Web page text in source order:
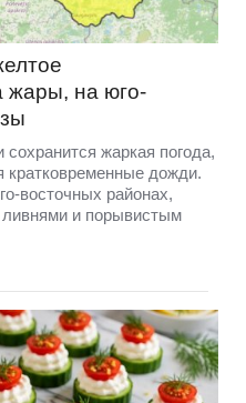
жары, на юго-
сохранится жаркая погода,
кратковременные дожди.
восточных районах,
и порывистым